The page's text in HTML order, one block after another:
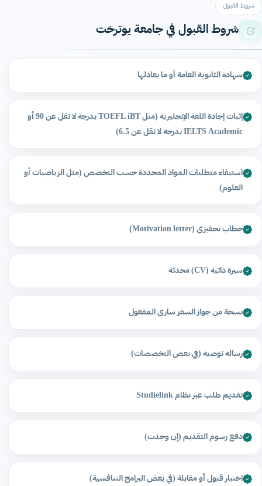
شروط القبول
شروط القبول في جامعة يوترخت
شهادة الثانوية العامة أو ما يعادلها
إثبات إجادة اللغة الإنجليزية (مثل TOEFL iBT بدرجة لا تقل عن 90 أو
IELTS Academic بدرجة لا تقل عن 6.5)
استيفاء متطلبات المواد المحددة حسب التخصص (مثل الرياضيات أو
العلوم)
خطاب تحفيزي (Motivation letter)
سيرة ذاتية (CV) محدثة
نسخة من جواز السفر ساري المفعول
رسالة توصية (في بعض التخصصات)
تقديم طلب عبر نظام Studielink
دفع رسوم التقديم (إن وجدت)
اختبار قبول أو مقابلة (في بعض البرامج التنافسية)